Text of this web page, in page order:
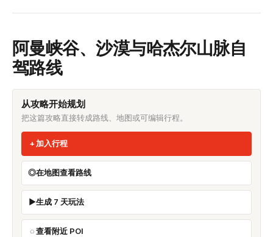
阿曼峡谷、沙漠与哈杰尔山脉自
驾路线
从攻略开始规划
把这篇攻略直接转成路线、地图或可编辑行程。
加入行程
在地图查看路线
生成 7 天玩法
查看附近 POI